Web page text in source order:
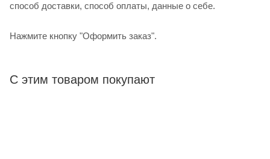
способ доставки, способ оплаты, данные о себе.
Нажмите кнопку "Оформить заказ".
С этим товаром покупают